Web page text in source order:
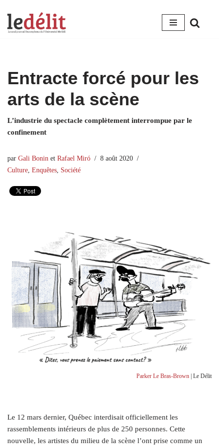
Aller
Entracte forcé pour les
arts de la scène
L’industrie du spectacle complètement interrompue par le
confinement
par Gali Bonin et Rafael Miró
8 août 2020
Culture Enquêtes Société
Parker Le Bras-Brown | Le Délit
Le 12 mars dernier, Québec interdisait officiellement les
rassemblements intérieurs de plus de 250 personnes. Cette
nouvelle, les artistes du milieu de la scène l’ont prise comme un